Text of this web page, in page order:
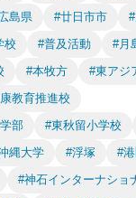
島県 #廿日市市
校 #普及活動
#月
#本牧方 #東アジ
教育推進校
部
#東秋留小学校
縄大学 #浮塚 #
#神石インターナショ